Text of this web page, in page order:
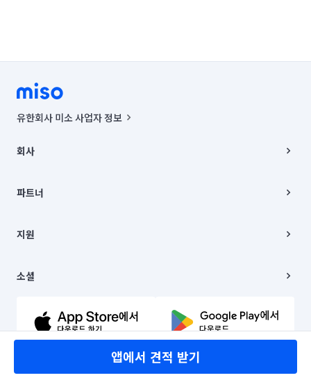
앱에서 견적 받기
유한회사 미소 사업자 정보
00019 |
주소 | 본사: 서울특별시 종로구 율곡로 6(중학동, 트윈트리빌딩) B동 5층
컨택센터 : 서울특별시 종로구 수송동 율곡로 24, 7층, 8층 미소
상품, 상품정보, 거래에 관한 의무와 책임은 거래당사자에게 있습니다.
언론 보도 관련 문의:
© 유한회사 미소. Miso, Inc. All Rights Reserved.
회사
채용
파트너
이사
지원
이용약관
문의하기
소셜
유튜브